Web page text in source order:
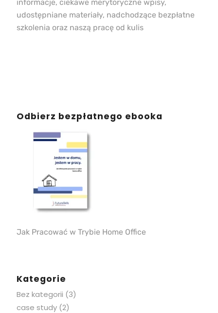
informacje, ciekawe merytoryczne wpisy,
udostępniane materiały, nadchodzące bezpłatne
szkolenia oraz naszą pracę od kulis
Odbierz bezpłatnego ebooka
Jak Pracować w Trybie Home Office
Kategorie
Bez kategorii (3)
case study(2)